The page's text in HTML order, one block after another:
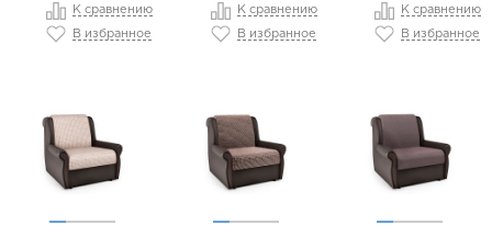
К сравнению
В избранное
К сравнению
В избранное
К сравнению
В избранное